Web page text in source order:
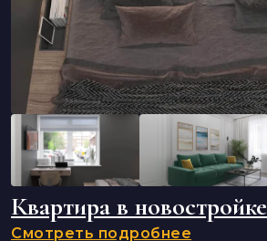
Квартира в новостройке
Смотреть подробнее